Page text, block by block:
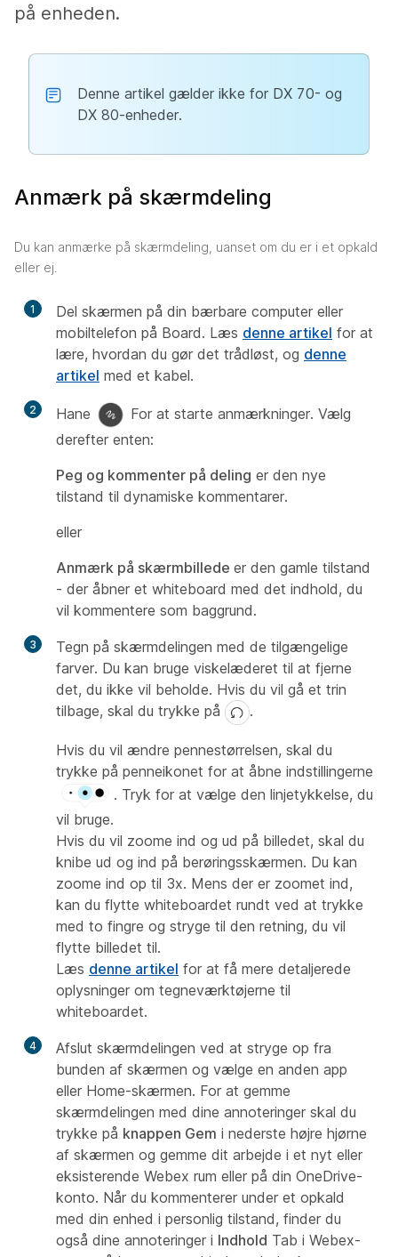
på enheden.
Denne artikel gælder ikke for DX 70- og
DX 80-enheder.
Anmærk på skærmdeling
Du kan anmærke på skærmdeling, uanset om du er i et opkald
eller ej.
1
Del skærmen på din bærbare computer eller
mobiltelefon på Board. Læs denne artikel for at
lære, hvordan du gør det trådløst, og denne
artikel med et kabel.
2 Hane
For at starte anmærkninger. Vælg
derefter enten:
Peg og kommenter på deling er den nye
tilstand til dynamiske kommentarer.
eller
Anmærk på skærmbillede er den gamle tilstand
- der åbner et whiteboard med det indhold, du
vil kommentere som baggrund.
3
Tegn på skærmdelingen med de tilgængelige
farver. Du kan bruge viskelæderet til at fjerne
det, du ikke vil beholde. Hvis du vil gå et trin
tilbage, skal du trykke på
.
Hvis du vil ændre pennestørrelsen, skal du
trykke på penneikonet for at åbne indstillingerne
. Tryk for at vælge den linjetykkelse, du
vil bruge.
Hvis du vil zoome ind og ud på billedet, skal du
knibe ud og ind på berøringsskærmen. Du kan
zoome ind op til 3x. Mens der er zoomet ind,
kan du flytte whiteboardet rundt ved at trykke
med to fingre og stryge til den retning, du vil
flytte billedet til.
Læs denne artikel for at få mere detaljerede
oplysninger om tegneværktøjerne til
whiteboardet.
4
Afslut skærmdelingen ved at stryge op fra
bunden af skærmen og vælge en anden app
eller Home-skærmen. For at gemme
skærmdelingen med dine annoteringer skal du
trykke på knappen Gem i nederste højre hjørne
af skærmen og gemme dit arbejde i et nyt eller
eksisterende Webex rum eller på din OneDrive-
konto. Når du kommenterer under et opkald
med din enhed i personlig tilstand, finder du
også dine annoteringer i Indhold Tab i Webex-